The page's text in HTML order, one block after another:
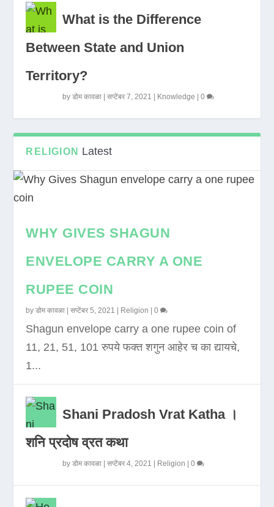
What is the Difference
Between State and Union
Territory?
byडोम कावळा |सप्टेंबर 7, 2021 Knowledge |0
RELIGION Latest
WHY GIVES SHAGUN
ENVELOPE CARRY A ONE
RUPEE COIN
byडोम कावळा |सप्टेंबर 5, 2021 Religion |0
Shagun envelope carry a one rupee coin of
11, 21, 51, 101 रुपये फक्त शगुन आहेर च का द्यायचे,
1...
Shani Pradosh Vrat Katha ।
शनि प्रदोष व्रत कथा
byडोम कावळा |सप्टेंबर 4, 2021 Religion |0